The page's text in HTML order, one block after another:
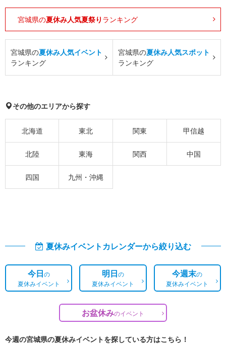
宮城県の夏休み人気夏祭り ランキング
宮城県の夏休み人気イベント
ランキング
宮城県の夏休み人気スポット
ランキング
その他のエリアから探す
北海道 東北 関東 甲信越
北陸 東海 関西 中国
四国 九州・沖縄
夏休みイベントカレンダーから絞り込む
今日の
夏休みイベント
明日の
夏休みイベント
今週末の
夏休みイベント
お盆休みのイベント
今週の宮城県の夏休みイベントを探している方はこちら！